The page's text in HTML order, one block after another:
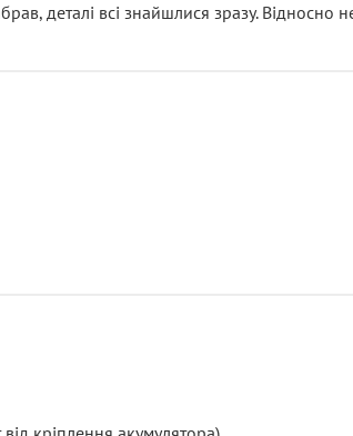
деталі всі знайшлися зразу. Відносно